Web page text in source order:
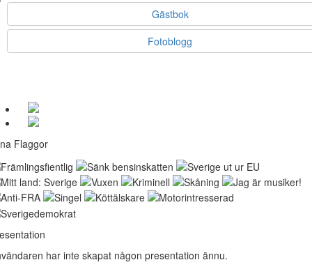
Gästbok
Fotoblogg
Flaggor
har inte skapat någon presentation ännu.